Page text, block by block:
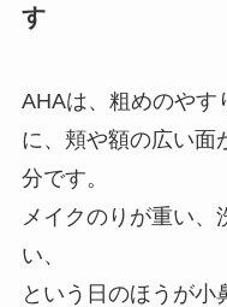
す
AHAは、粗めのやす
に、頬や額の広い面
分です。
メイクのりが重い、
い、
という日のほうが小